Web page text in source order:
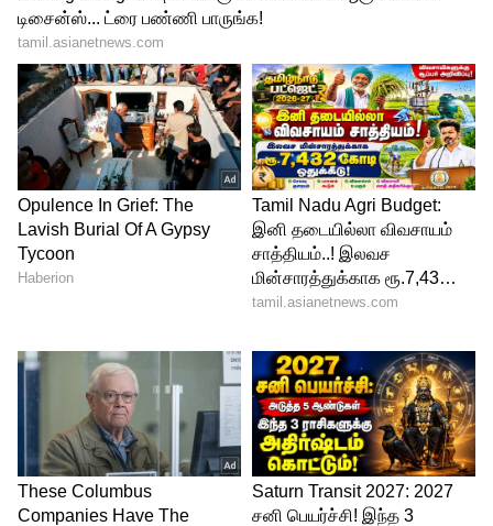
தேதி உலகமுழுவதும் கிட்டத்தட்ட 10 ஆயிரம்
திரையரங்குகளில் பிரமாண்டமாக
வெளியாகி மாஸ் காட்டியிருந்து.
5
8
உலக ரசிகர்களை கவர்ந்த கேஜிஎப் 2
இதுவரை 1100 கோடிக்கு மேல் வசூல் செய்து